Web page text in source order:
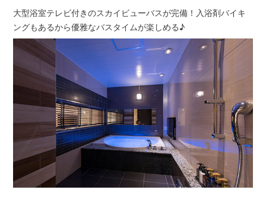
大型浴室テレビ付きのスカイビューバスが完備！入浴剤バイキ
ングもあるから優雅なバスタイムが楽しめる♪